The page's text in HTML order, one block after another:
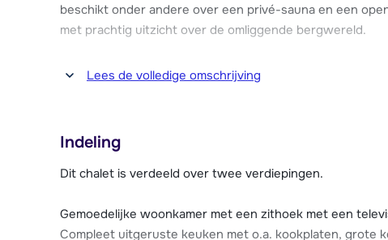
beschikt onder andere over een privé-sauna en een
met prachtig uitzicht over de omliggende bergwereld.
De skilift en skipiste zijn gelegen op circa 1200 meter
Er is gratis parkeergelegenheid in de nabije omgeving
Lees de volledige omschrijving
Indeling
Dit chalet is verdeeld over twee verdiepingen.
Gemoedelijke woonkamer met een zithoek met een
Compleet uitgeruste keuken met o.a. kookplaten, grote